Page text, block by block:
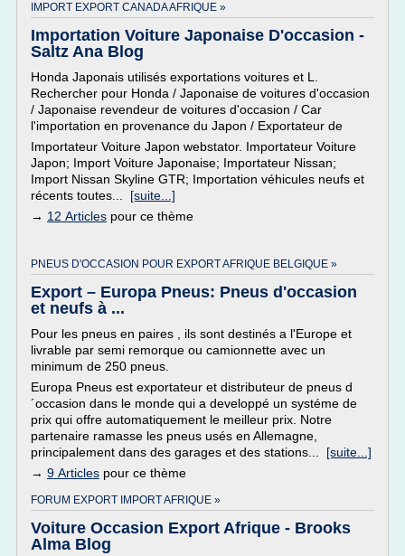
IMPORT EXPORT CANADA AFRIQUE »
Importation Voiture Japonaise D'occasion -
Saltz Ana Blog
Honda Japonais utilisés exportations voitures et L.
Rechercher pour Honda / Japonaise de voitures d'occasion
/ Japonaise revendeur de voitures d'occasion / Car
l'importation en provenance du Japon / Exportateur de
Importateur Voiture Japon webstator. Importateur Voiture
Japon; Import Voiture Japonaise; Importateur Nissan;
Import Nissan Skyline GTR; Importation véhicules neufs et
récents toutes... [suite...]
→ 12 Articles pour ce thème
PNEUS D'OCCASION POUR EXPORT AFRIQUE BELGIQUE »
Export – Europa Pneus: Pneus d'occasion
et neufs à ...
Pour les pneus en paires , ils sont destinés a l'Europe et
livrable par semi remorque ou camionnette avec un
minimum de 250 pneus.
Europa Pneus est exportateur et distributeur de pneus d
´occasion dans le monde qui a developpé un systéme de
prix qui offre automatiquement le meilleur prix. Notre
partenaire ramasse les pneus usés en Allemagne,
principalement dans des garages et des stations... [suite...]
→ 9 Articles pour ce thème
FORUM EXPORT IMPORT AFRIQUE »
Voiture Occasion Export Afrique - Brooks
Alma Blog